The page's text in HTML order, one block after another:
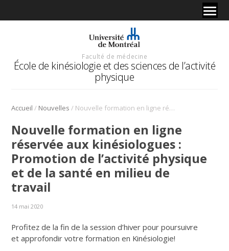
Faculté de médecine
École de kinésiologie et des sciences de l’activité
physique
Accueil / Nouvelles / Nouvelle formation en ligne réservée aux kinésiologues : Promotion de l’activité physique et de la santé en milieu de travail
Nouvelle formation en ligne
réservée aux kinésiologues :
Promotion de l’activité physique
et de la santé en milieu de
travail
14 mai 2020
Profitez de la fin de la session d’hiver pour poursuivre
et approfondir votre formation en Kinésiologie!